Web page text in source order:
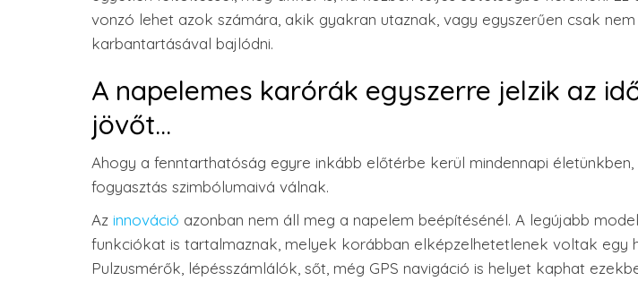
vonzó lehet azok számára, akik gyakran utaznak, vagy egyszerűen csak
karbantartásával bajlódni.
A napelemes karórák egyszerre jelzik az
jövőt…
Ahogy a fenntarthatóság egyre inkább előtérbe kerül mindennapi
fogyasztás szimbólumaivá válnak.
Az innováció azonban nem áll meg a napelem beépítésénél. A legújabb
funkciókat is tartalmaznak, melyek korábban elképzelhetetlenek voltak egy
Pulzusmérők, lépésszámlálók, sőt, még GPS navigáció is helyet kaphat